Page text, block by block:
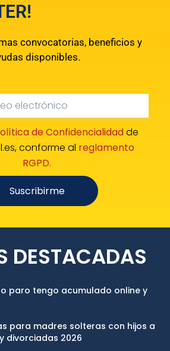
convocatorias, beneficios y
disponibles.
de Confidencialidadde
conforme al reglamento
RGPD.
Suscribirme
paro tengo acumulado online y
para madres solteras con hijos a
divorciadas 2026
DESTACADAS